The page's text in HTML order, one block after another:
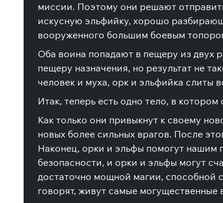
миссии. Поэтому они решают
искусную эльфийку, хорошо
вооруженного большим боевым
Оба воина попадают в пещеру из двух
пещеру назначения, но результат не
человек и муха, орк и эльфийка слиты
Итак, теперь есть одно тело, в
Как только они привыкнут к своему
новых более сильных врагов. После
Наконец, орки и эльфы помогут нашим
безопасности, и орки и эльфы могут
достаточно мощной магии, способной
говорят, живут самые могущественные